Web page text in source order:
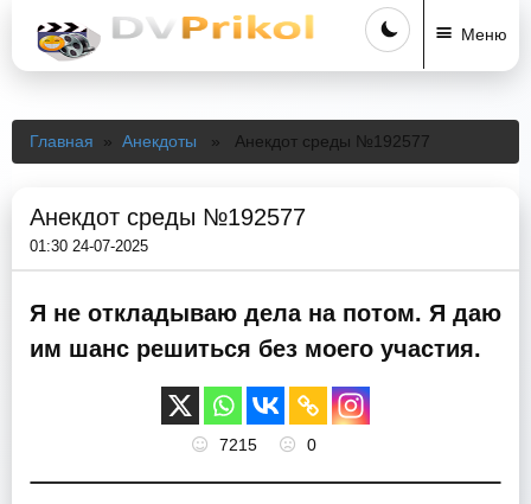
Меню
Главная » Анекдоты » Анекдот среды №192577
Анекдот среды №192577
01:30 24-07-2025
Я не откладываю дела на потом. Я даю
им шанс решиться без моего участия.
7215 0